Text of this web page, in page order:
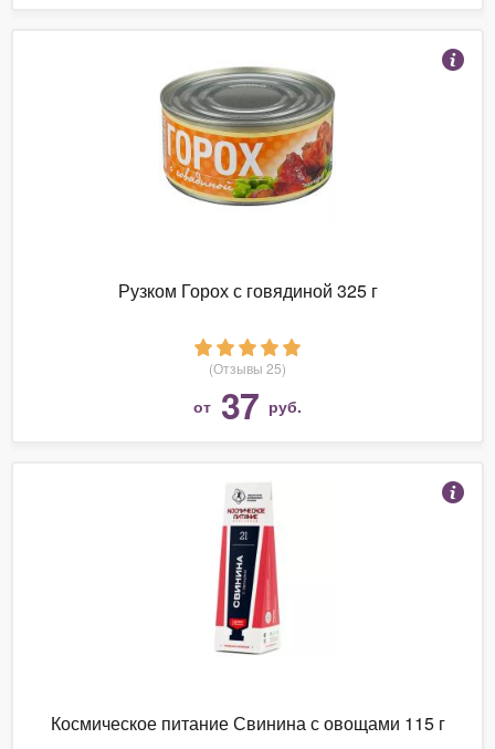
Рузком Горох с говядиной 325 г
(Отзывы 25)
от 37 руб.
Космическое питание Свинина с овощами 115 г